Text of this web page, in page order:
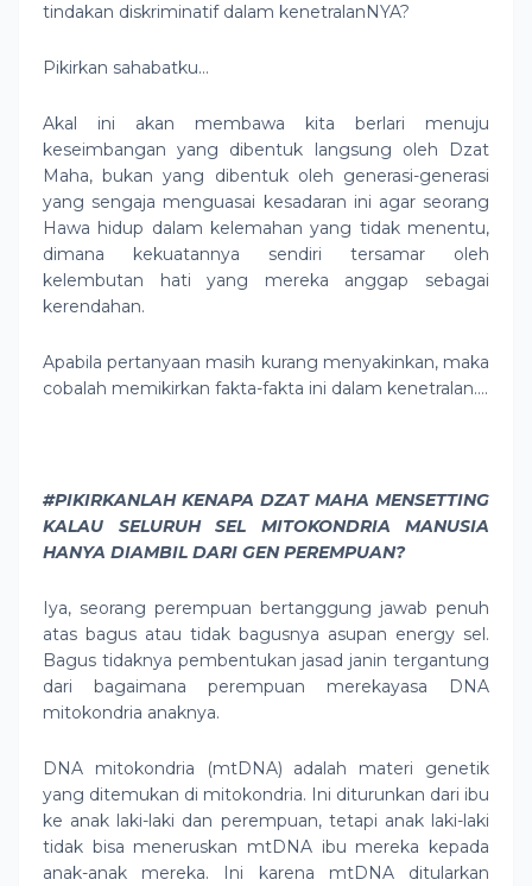
tindakan diskriminatif dalam kenetralanNYA?
Pikirkan sahabatku…
Akal ini akan membawa kita berlari menuju
keseimbangan yang dibentuk langsung oleh Dzat
Maha, bukan yang dibentuk oleh generasi-generasi
yang sengaja menguasai kesadaran ini agar seorang
Hawa hidup dalam kelemahan yang tidak menentu,
dimana kekuatannya sendiri tersamar oleh
kelembutan hati yang mereka anggap sebagai
kerendahan.
Apabila pertanyaan masih kurang menyakinkan, maka
cobalah memikirkan fakta-fakta ini dalam kenetralan….
#PIKIRKANLAH KENAPA DZAT MAHA MENSETTING
KALAU SELURUH SEL MITOKONDRIA MANUSIA
HANYA DIAMBIL DARI GEN PEREMPUAN?
Iya, seorang perempuan bertanggung jawab penuh
atas bagus atau tidak bagusnya asupan energy sel.
Bagus tidaknya pembentukan jasad janin tergantung
dari bagaimana perempuan merekayasa DNA
mitokondria anaknya.
DNA mitokondria (mtDNA) adalah materi genetik
yang ditemukan di mitokondria. Ini diturunkan dari ibu
ke anak laki-laki dan perempuan, tetapi anak laki-laki
tidak bisa meneruskan mtDNA ibu mereka kepada
anak-anak mereka. Ini karena mtDNA ditularkan